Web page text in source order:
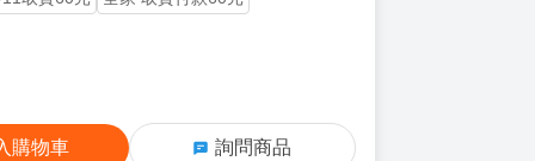
購物車 詢問商品